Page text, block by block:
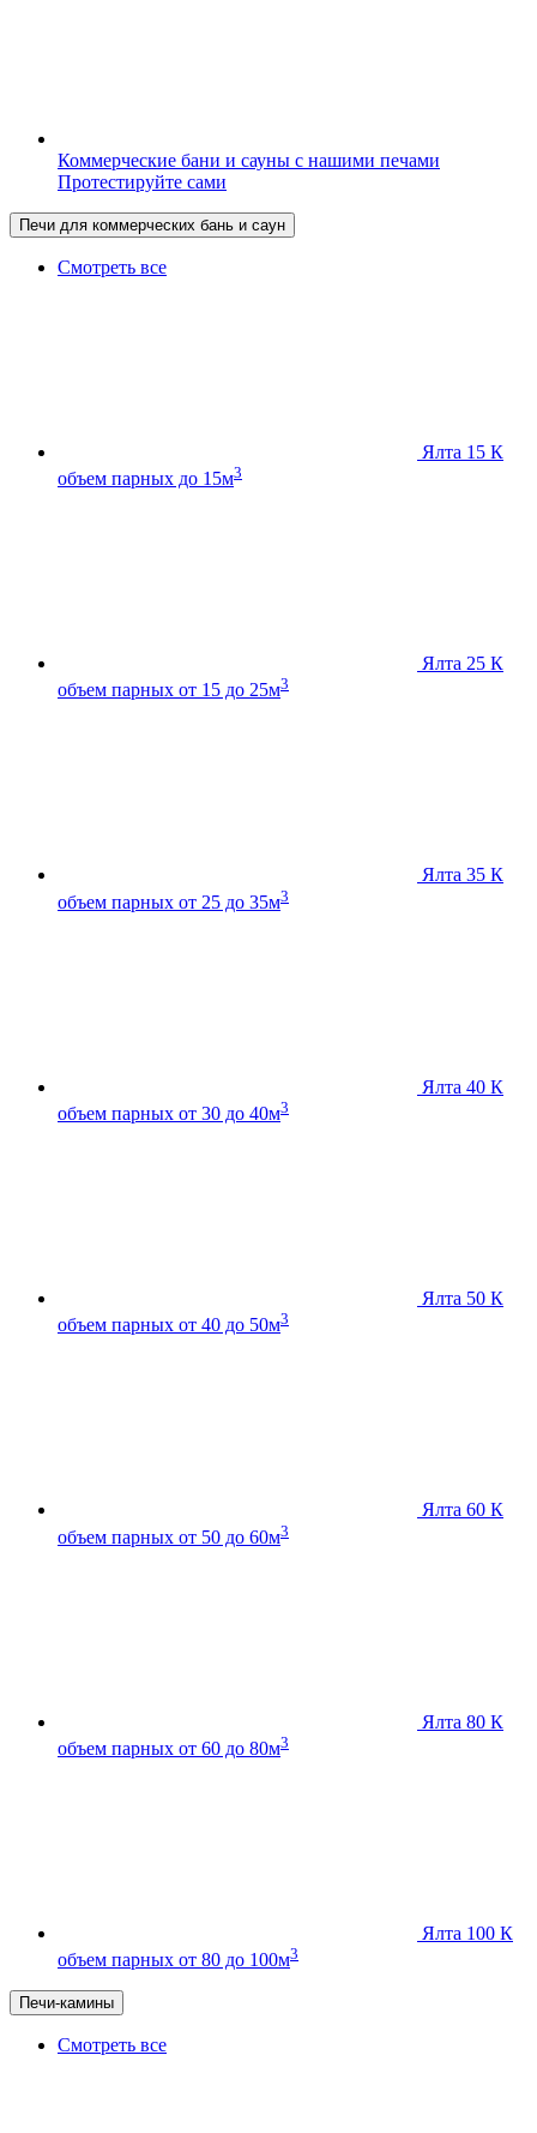
Коммерческие бани и сауны с нашими печами
Протестируйте сами
Печи для коммерческих бань и саун
Смотреть все
Ялта 15 К
объем парных до 15м3
Ялта 25 К
объем парных от 15 до 25м3
Ялта 35 К
объем парных от 25 до 35м3
Ялта 40 К
объем парных от 30 до 40м3
Ялта 50 К
объем парных от 40 до 50м3
Ялта 60 К
объем парных от 50 до 60м3
Ялта 80 К
объем парных от 60 до 80м3
Ялта 100 К
объем парных от 80 до 100м3
Печи-камины
Смотреть все